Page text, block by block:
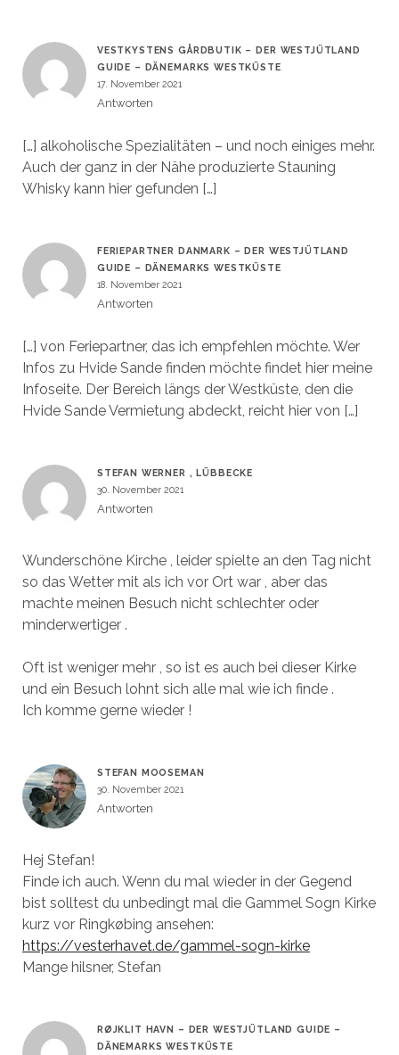
VESTKYSTENS GÅRDBUTIK – DER WESTJÜTLAND
GUIDE – DÄNEMARKS WESTKÜSTE
17. November 2021
Antworten
[…] alkoholische Spezialitäten – und noch einiges mehr.
Auch der ganz in der Nähe produzierte Stauning
Whisky kann hier gefunden […]
FERIEPARTNER DANMARK – DER WESTJÜTLAND
GUIDE – DÄNEMARKS WESTKÜSTE
18. November 2021
Antworten
[…] von Feriepartner, das ich empfehlen möchte. Wer
Infos zu Hvide Sande finden möchte findet hier meine
Infoseite. Der Bereich längs der Westküste, den die
Hvide Sande Vermietung abdeckt, reicht hier von […]
STEFAN WERNER , LÜBBECKE
30. November 2021
Antworten
Wunderschöne Kirche , leider spielte an den Tag nicht
so das Wetter mit als ich vor Ort war , aber das
machte meinen Besuch nicht schlechter oder
minderwertiger .
Oft ist weniger mehr , so ist es auch bei dieser Kirke
und ein Besuch lohnt sich alle mal wie ich finde .
Ich komme gerne wieder !
STEFAN MOOSEMAN
30. November 2021
Antworten
Hej Stefan!
Finde ich auch. Wenn du mal wieder in der Gegend
bist solltest du unbedingt mal die Gammel Sogn Kirke
kurz vor Ringkøbing ansehen:
https://vesterhavet.de/gammel-sogn-kirke
Mange hilsner, Stefan
RØJKLIT HAVN – DER WESTJÜTLAND GUIDE –
DÄNEMARKS WESTKÜSTE